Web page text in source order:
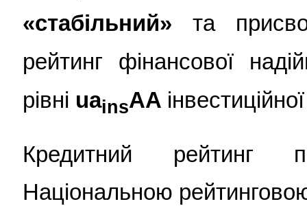
«стабільний» та
рейтинг фінансової
рівні uainsAA
Кредитний рейтинг
Національною